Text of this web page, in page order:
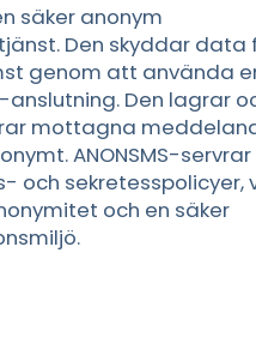
säker anonym
Den skyddar data
genom att använda
anslutning. Den lagrar
mottagna
ANONSMS-
och sekretesspolicyer,
och en säker